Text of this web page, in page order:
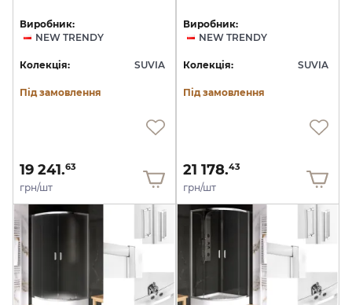
Виробник:
NEW TRENDY
Колекція: SUVIA
Під замовлення
19 241.63
грн/шт
Виробник:
NEW TRENDY
Колекція: SUVIA
Під замовлення
21 178.43
грн/шт